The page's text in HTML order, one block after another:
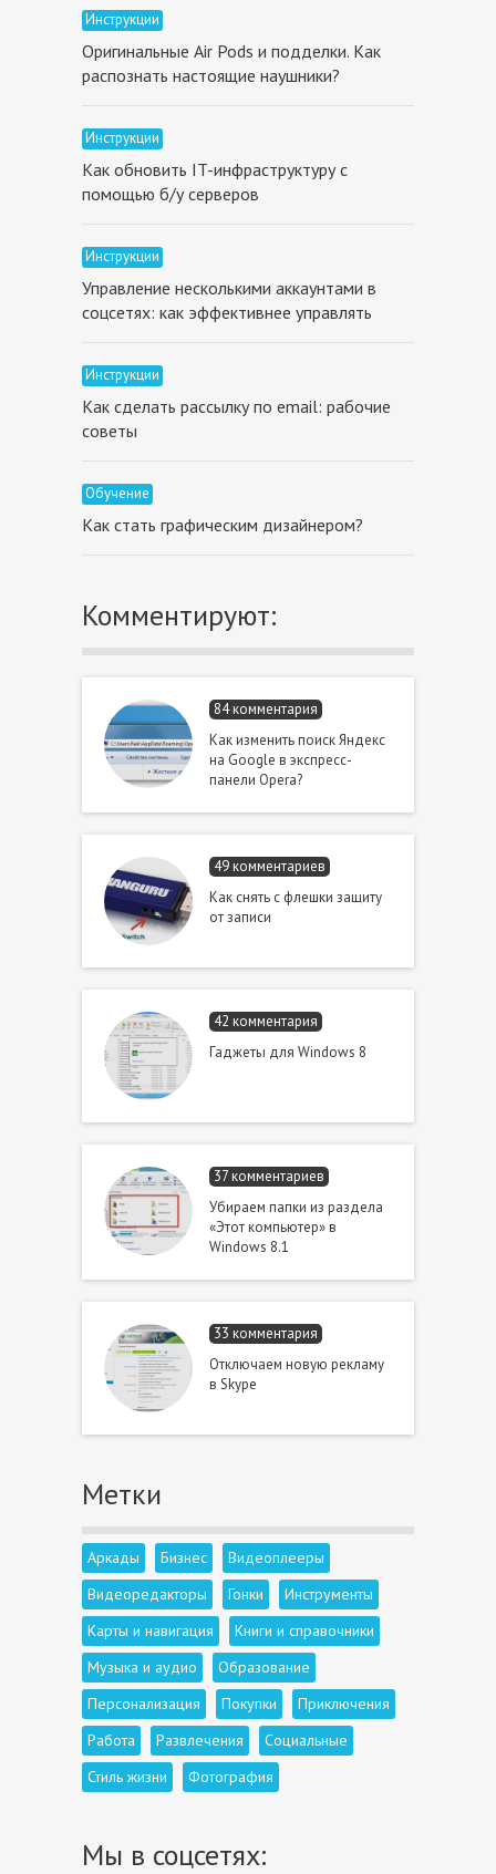
Инструкции
Оригинальные Air Pods и подделки. Как
распознать настоящие наушники?
Инструкции
Как обновить IT-инфраструктуру с
помощью б/у серверов
Инструкции
Управление несколькими аккаунтами в
соцсетях: как эффективнее управлять
Инструкции
Как сделать рассылку по email: рабочие
советы
Обучение
Как стать графическим дизайнером?
Комментируют:
84 комментария
Как изменить поиск Яндекс
на Google в экспресс-
панели Opera?
49 комментариев
Как снять с флешки защиту
от записи
42 комментария
Гаджеты для Windows 8
37 комментариев
Убираем папки из раздела
«Этот компьютер» в
Windows 8.1
33 комментария
Отключаем новую рекламу
в Skype
Метки
Аркады Бизнес
Видеоплееры
Видеоредакторы
Гонки
Инструменты
Карты и навигация
Книги и справочники
Музыка и аудио
Образование
Персонализация
Покупки
Приключения
Работа
Развлечения
Социальные
Стиль жизни
Фотография
Мы в соцсетях: